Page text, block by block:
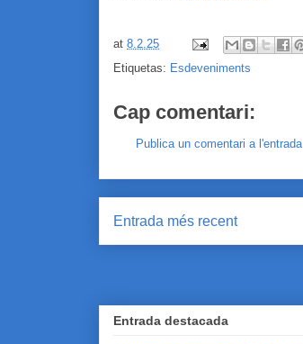
at 8.2.25
Etiquetas: Esdeveniments
Cap comentari:
Publica un comentari a l'entrada
Entrada més recent
Entrada destacada